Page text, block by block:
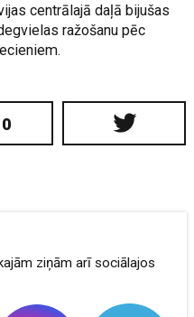
centrālajā daļā bijušas
ražošanu pēc
0
ziņām arī sociālajos